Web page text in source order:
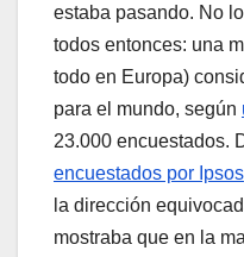
estaba pasando. No
todos entonces: una
todo en Europa)
para el mundo, según
23.000 encuestados.
encuestados por Ipsos
la dirección
mostraba que en la